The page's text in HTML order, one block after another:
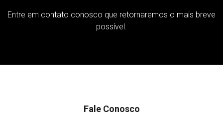
Entre em contato conosco que retornaremos o mais breve
possível.
Fale Conosco